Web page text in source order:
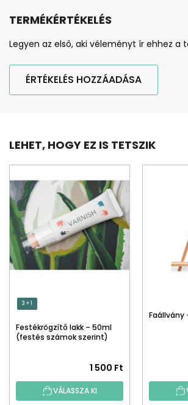
TERMÉKÉRTÉKELÉS
Legyen az első, aki véleményt ír ehhez a
ÉRTÉKELÉS HOZZÁADÁSA
LEHET, HOGY EZ IS TETSZIK
3 + 1
Festékrögzítő lakk – 50ml
(festés számok szerint)
1 500 Ft
VÁLASSZA KI
Faállvány